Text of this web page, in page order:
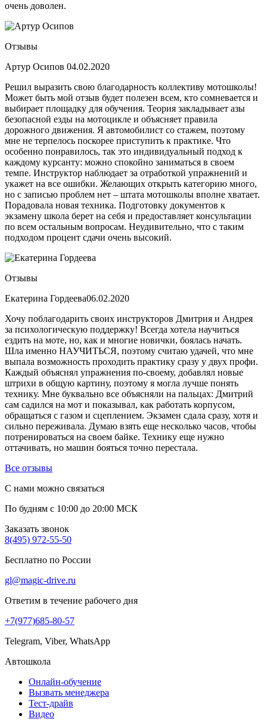
очень доволен.
Отзывы
Артур Осипов 04.02.2020
Решил выразить свою благодарность коллективу мотошколы!
Может быть мой отзыв будет полезен всем, кто сомневается и
выбирает площадку для обучения. Теория закладывает азы
безопасной езды на мотоцикле и объясняет правила
дорожного движения. Я автомобилист со стажем, поэтому
мне не терпелось поскорее приступить к практике. Что
особенно понравилось, так это индивидуальный подход к
каждому курсанту: можно спокойно заниматься в своем
темпе. Инструктор наблюдает за отработкой упражнений и
укажет на все ошибки. Желающих открыть категорию много,
но с записью проблем нет – штата мотошколы вполне хватает.
Порадовала новая техника. Подготовку документов к
экзамену школа берет на себя и предоставляет консультации
по всем остальным вопросам. Неудивительно, что с таким
подходом процент сдачи очень высокий.
Отзывы
Екатерина Гордеева06.02.2020
Хочу поблагодарить своих инструкторов Дмитрия и Андрея
за психологическую поддержку! Всегда хотела научиться
ездить на моте, но, как и многие новички, боялась начать.
Шла именно НАУЧИТЬСЯ, поэтому считаю удачей, что мне
выпала возможность проходить практику сразу у двух профи.
Каждый объяснял упражнения по-своему, добавлял новые
штрихи в общую картину, поэтому я могла лучше понять
технику. Мне буквально все объясняли на пальцах: Дмитрий
сам садился на мот и показывал, как работать корпусом,
обращаться с газом и сцеплением. Экзамен сдала сразу, хотя и
сильно переживала. Думаю взять еще несколько часов, чтобы
потренироваться на своем байке. Технику еще нужно
оттачивать, но машин бояться точно перестала.
Все отзывы
С нами можно связаться
По будням с 10:00 до 20:00 МСК
Заказать звонок
8(495) 972-55-50
Бесплатно по России
gl@magic-drive.ru
Ответим в течение рабочего дня
+7(977)685-80-57
Telegram, Viber, WhatsApp
Автошкола
Онлайн-обучение
Вызвать менеджера
Тест-драйв
Видео